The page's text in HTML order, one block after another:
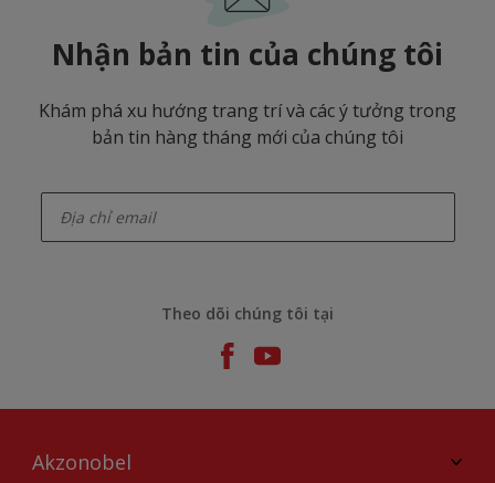
Nhận bản tin của chúng tôi
Khám phá xu hướng trang trí và các ý tưởng trong
bản tin hàng tháng mới của chúng tôi
Theo dõi chúng tôi tại
Akzonobel